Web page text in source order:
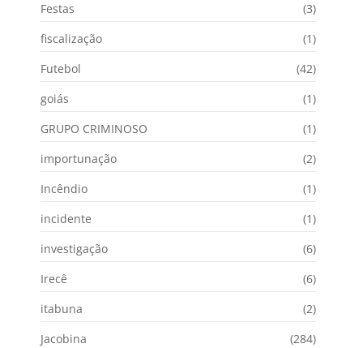
Festas
(3)
fiscalização
(1)
Futebol
(42)
goiás
(1)
GRUPO CRIMINOSO
(1)
importunação
(2)
Incêndio
(1)
incidente
(1)
investigação
(6)
Irecê
(6)
itabuna
(2)
Jacobina
(284)